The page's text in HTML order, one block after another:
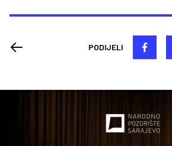
PODIJELI